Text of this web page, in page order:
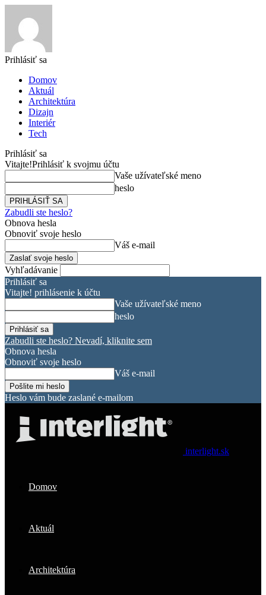
Prihlásiť sa
Domov
Aktuál
Architektúra
Dizajn
Interiér
Tech
Prihlásiť sa
Vitajte!Prihlásiť k svojmu účtu
Vaše užívateľské meno
heslo
Zabudli ste heslo?
Obnova hesla
Obnoviť svoje heslo
Váš e-mail
Vyhľadávanie
Prihlásiť sa
Vitajte! prihlásenie k účtu
Vaše užívateľské meno
heslo
Zabudli ste heslo? Nevadí, kliknite sem
Obnova hesla
Obnoviť svoje heslo
Váš e-mail
Heslo vám bude zaslané e-mailom
interlight.sk
Domov
Aktuál
Architektúra